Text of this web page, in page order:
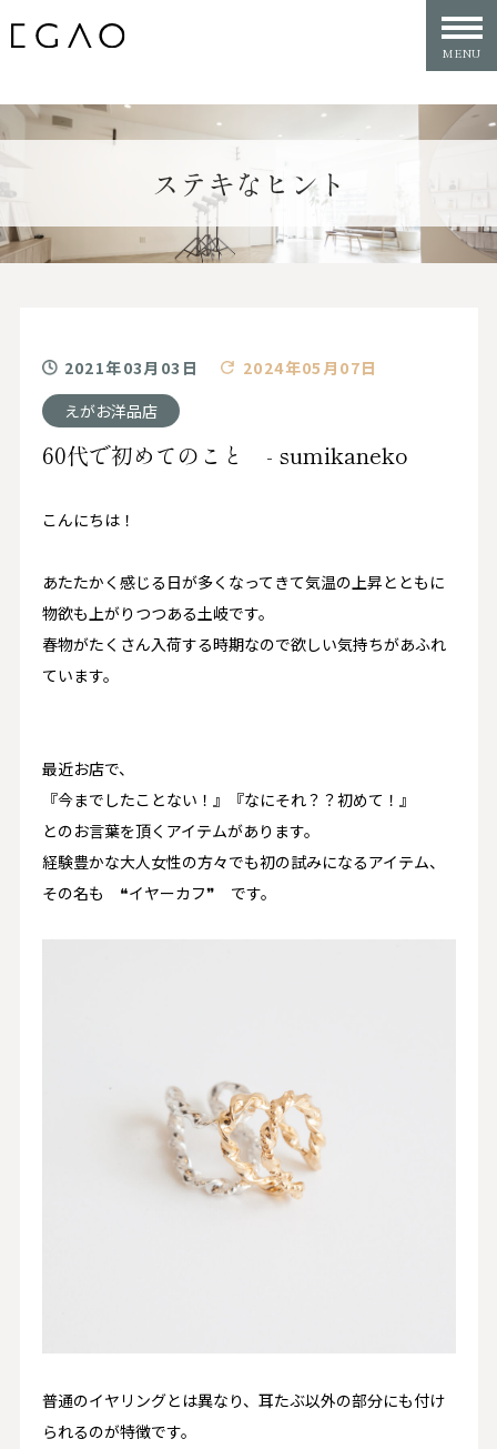
ステキなヒント
2021年03月03日
2024年05月07日
えがお洋品店
60代で初めてのこと - sumikaneko
こんにちは！
あたたかく感じる日が多くなってきて気温の上昇とともに
物欲も上がりつつある土岐です。
春物がたくさん入荷する時期なので欲しい気持ちがあふれ
ています。
最近お店で、
『今までしたことない！』『なにそれ？？初めて！』
とのお言葉を頂くアイテムがあります。
経験豊かな大人女性の方々でも初の試みになるアイテム、
その名も ❝イヤーカフ❞ です。
普通のイヤリングとは異なり、耳たぶ以外の部分にも付け
られるのが特徴です。